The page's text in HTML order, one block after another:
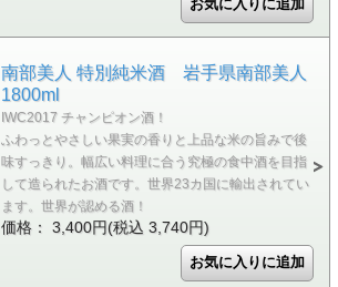
南部美人 特別純米酒 岩手県南部美人
1800ml
IWC2017 チャンピオン酒！
ふわっとやさしい果実の香りと上品な米の旨みで後
味すっきり。幅広い料理に合う究極の食中酒を目指
して造られたお酒です。世界23カ国に輸出されてい
ます。世界が認める酒！
価格： 3,400円(税込 3,740円)